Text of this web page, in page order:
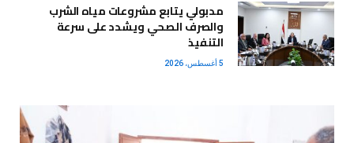
مدبولي يتابع مشروعات مياه الشرب
والصرف الصحي ويشدد على سرعة
التنفيذ
5 أغسطس، 2026